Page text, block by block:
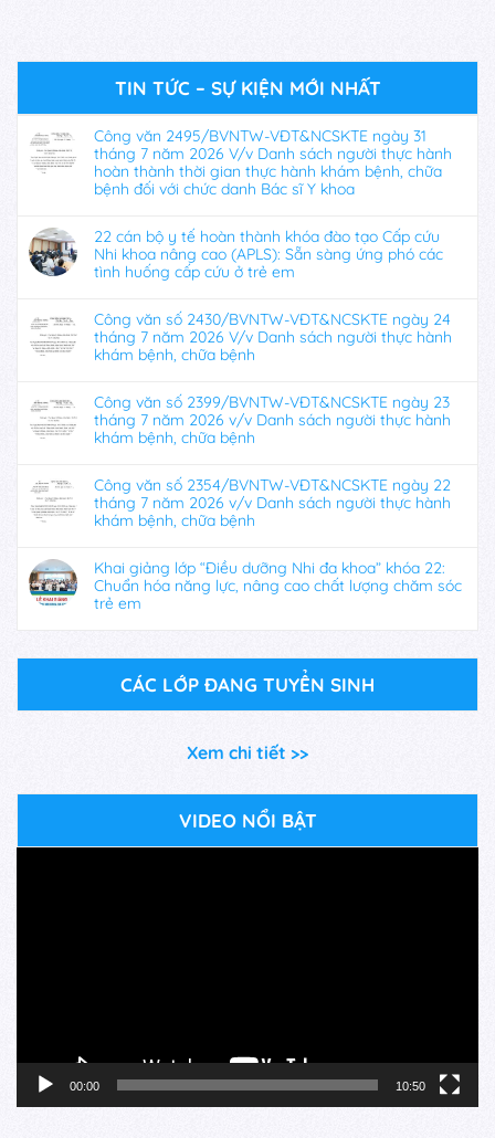
TIN TỨC – SỰ KIỆN MỚI NHẤT
Công văn 2495/BVNTW-VĐT&NCSKTE ngày 31
tháng 7 năm 2026 V/v Danh sách người thực hành
hoàn thành thời gian thực hành khám bệnh, chữa
bệnh đối với chức danh Bác sĩ Y khoa
22 cán bộ y tế hoàn thành khóa đào tạo Cấp cứu
Nhi khoa nâng cao (APLS): Sẵn sàng ứng phó các
tình huống cấp cứu ở trẻ em
Công văn số 2430/BVNTW-VĐT&NCSKTE ngày 24
tháng 7 năm 2026 V/v Danh sách người thực hành
khám bệnh, chữa bệnh
Công văn số 2399/BVNTW-VĐT&NCSKTE ngày 23
tháng 7 năm 2026 v/v Danh sách người thực hành
khám bệnh, chữa bệnh
Công văn số 2354/BVNTW-VĐT&NCSKTE ngày 22
tháng 7 năm 2026 v/v Danh sách người thực hành
khám bệnh, chữa bệnh
Khai giảng lớp “Điều dưỡng Nhi đa khoa” khóa 22:
Chuẩn hóa năng lực, nâng cao chất lượng chăm sóc
trẻ em
CÁC LỚP ĐANG TUYỂN SINH
Xem chi tiết >>
VIDEO NỔI BẬT
00:00 10:50